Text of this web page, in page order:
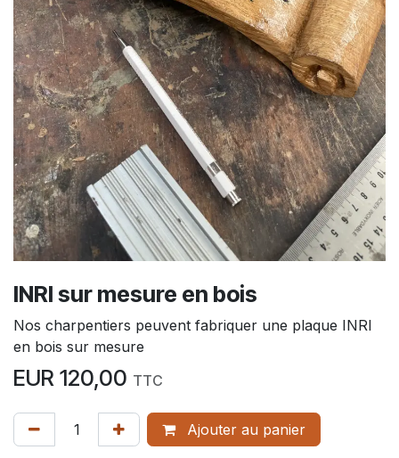
INRI sur mesure en bois
Nos charpentiers peuvent fabriquer une plaque INRI
en bois sur mesure
EUR 120,00 TTC
Ajouter au panier